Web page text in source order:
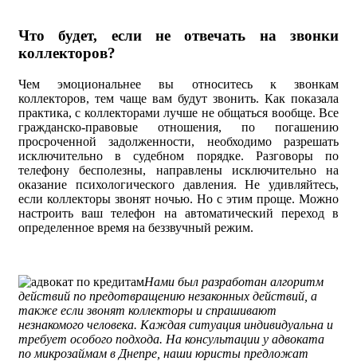
Что будет, если не отвечать на звонки
коллекторов?
Чем эмоциональнее вы относитесь к звонкам
коллекторов, тем чаще вам будут звонить. Как показала
практика, с коллекторами лучше не общаться вообще. Все
гражданско-правовые отношения, по погашению
просроченной задолженности, необходимо разрешать
исключительно в судебном порядке. Разговоры по
телефону бесполезны, направлены исключительно на
оказание психологического давления. Не удивляйтесь,
если коллекторы звонят ночью. Но с этим проще. Можно
настроить ваш телефон на автоматический переход в
определенное время на беззвучный режим.
Нами был разработан алгоритм
действий по предотвращению незаконных действий, а
также если звонят коллекторы и спрашивают
незнакомого человека. Каждая ситуация индивидуальна и
требует особого подхода. На консультации у адвоката
по микрозаймам в Днепре, наши юристы предложат